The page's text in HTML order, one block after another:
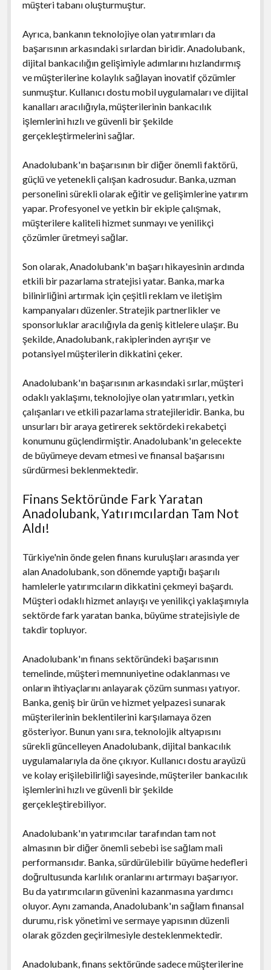
müşteri tabanı oluşturmuştur.
Ayrıca, bankanın teknolojiye olan yatırımları da
başarısının arkasındaki sırlardan biridir. Anadolubank,
dijital bankacılığın gelişimiyle adımlarını hızlandırmış
ve müşterilerine kolaylık sağlayan inovatif çözümler
sunmuştur. Kullanıcı dostu mobil uygulamaları ve dijital
kanalları aracılığıyla, müşterilerinin bankacılık
işlemlerini hızlı ve güvenli bir şekilde
gerçekleştirmelerini sağlar.
Anadolubank'ın başarısının bir diğer önemli faktörü,
güçlü ve yetenekli çalışan kadrosudur. Banka, uzman
personelini sürekli olarak eğitir ve gelişimlerine yatırım
yapar. Profesyonel ve yetkin bir ekiple çalışmak,
müşterilere kaliteli hizmet sunmayı ve yenilikçi
çözümler üretmeyi sağlar.
Son olarak, Anadolubank'ın başarı hikayesinin ardında
etkili bir pazarlama stratejisi yatar. Banka, marka
bilinirliğini artırmak için çeşitli reklam ve iletişim
kampanyaları düzenler. Stratejik partnerlikler ve
sponsorluklar aracılığıyla da geniş kitlelere ulaşır. Bu
şekilde, Anadolubank, rakiplerinden ayrışır ve
potansiyel müşterilerin dikkatini çeker.
Anadolubank'ın başarısının arkasındaki sırlar, müşteri
odaklı yaklaşımı, teknolojiye olan yatırımları, yetkin
çalışanları ve etkili pazarlama stratejileridir. Banka, bu
unsurları bir araya getirerek sektördeki rekabetçi
konumunu güçlendirmiştir. Anadolubank'ın gelecekte
de büyümeye devam etmesi ve finansal başarısını
sürdürmesi beklenmektedir.
Finans Sektöründe Fark Yaratan
Anadolubank, Yatırımcılardan Tam Not
Aldı!
Türkiye'nin önde gelen finans kuruluşları arasında yer
alan Anadolubank, son dönemde yaptığı başarılı
hamlelerle yatırımcıların dikkatini çekmeyi başardı.
Müşteri odaklı hizmet anlayışı ve yenilikçi yaklaşımıyla
sektörde fark yaratan banka, büyüme stratejisiyle de
takdir topluyor.
Anadolubank'ın finans sektöründeki başarısının
temelinde, müşteri memnuniyetine odaklanması ve
onların ihtiyaçlarını anlayarak çözüm sunması yatıyor.
Banka, geniş bir ürün ve hizmet yelpazesi sunarak
müşterilerinin beklentilerini karşılamaya özen
gösteriyor. Bunun yanı sıra, teknolojik altyapısını
sürekli güncelleyen Anadolubank, dijital bankacılık
uygulamalarıyla da öne çıkıyor. Kullanıcı dostu arayüzü
ve kolay erişilebilirliği sayesinde, müşteriler bankacılık
işlemlerini hızlı ve güvenli bir şekilde
gerçekleştirebiliyor.
Anadolubank'ın yatırımcılar tarafından tam not
almasının bir diğer önemli sebebi ise sağlam mali
performansıdır. Banka, sürdürülebilir büyüme hedefleri
doğrultusunda karlılık oranlarını artırmayı başarıyor.
Bu da yatırımcıların güvenini kazanmasına yardımcı
oluyor. Aynı zamanda, Anadolubank'ın sağlam finansal
durumu, risk yönetimi ve sermaye yapısının düzenli
olarak gözden geçirilmesiyle desteklenmektedir.
Anadolubank, finans sektöründe sadece müşterilerine